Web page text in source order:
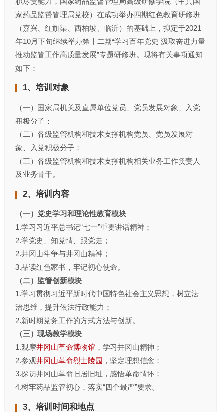
家药品监督管理局党校）在成功举办四期红色教育研修班
（嘉兴、红旗渠、西柏坡、临沂）的基础上，拟定于2021
年10月下旬继续举办第十二期“学习百年党史 汲取奋进力量
推动监管工作高质量发展”专题研修班。现将有关事项通知
如下：
1、培训对象
（一）国家局机关及直属单位党员、党员发展对象、入党
积极分子；
（二）各级监管机构和技术支撑机构党员、党员发展对
象、入党积极分子；
（三）各级监管机构和技术支撑机构相关业务工作负责人
及业务骨干。
2、培训内容
（一）党史学习和理论性教育模块
1.学习习近平总书记“七一”重要讲话精神；
2.学党史、知党情、跟党走；
2.井冈山斗争与井冈山精神；
3.品读红色家书，牢记初心使命。
（二）监管创新模块
1.学习贯彻习近平新时代中国特色社会主义思想，树立法
治思维，提升依法行政能力；
2.新时期党务工作的方式方法与创新。
（三）现场教学模块
1.观摩井冈山革命博物馆，学习井冈山精神；
2.参观井冈山革命烈士陵园 ，坚定理想信念；
3.探访井冈山革命旧居旧址，感悟革命情怀；
4.树牢药品监管初心，落实“四个最严”要求。
3、培训时间和地点